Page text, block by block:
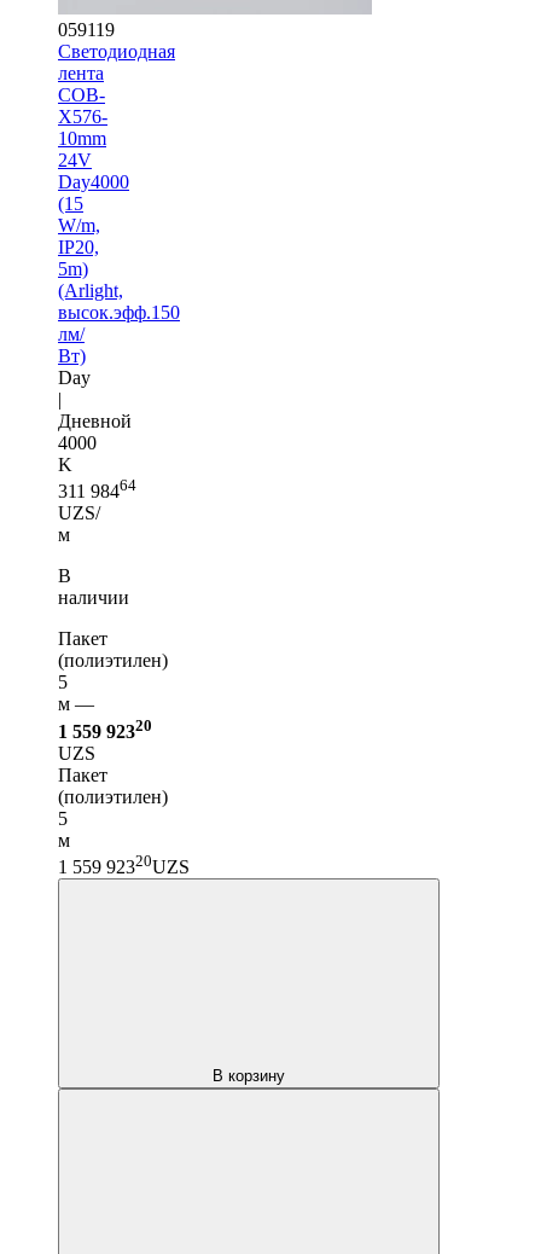
059119
Светодиодная
лента
COB-
X576-
10mm
24V
Day4000
(15
W/m,
IP20,
5m)
(Arlight,
высок.эфф.150
лм/
Вт)
Day
|
Дневной
4000
K
311 98464
UZS/
м
В
наличии
Пакет
(полиэтилен)
5
м —
1 559 92320
UZS
Пакет
(полиэтилен)
5
м
1 559 92320UZS
В корзину